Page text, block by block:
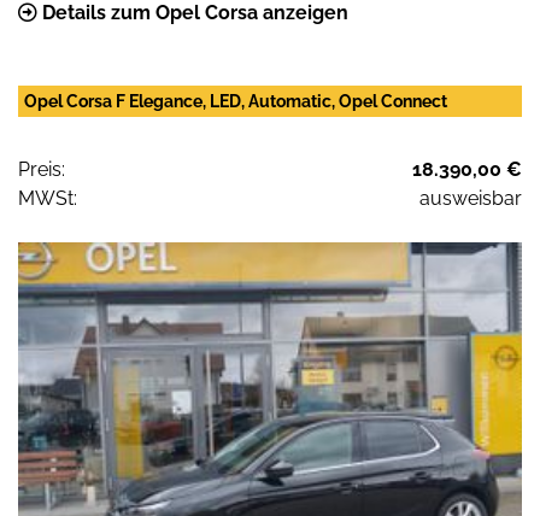
Details zum Opel Corsa anzeigen
Opel Corsa F Elegance, LED, Automatic, Opel Connect
Preis:
18.390,00 €
MWSt:
ausweisbar